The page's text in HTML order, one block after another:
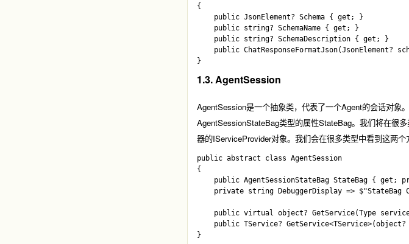
{
    public JsonElement? Schema { get; }
    public string? SchemaName { get; }
    public string? SchemaDescription { get; }
public ChatResponseFormatJson(JsonElement?
1.3. AgentSession
AgentSession是一个抽象类，代表了一个Agent的会话对象
AgentSessionStateBag类型的属性StateBag。我们将在很
器的IServiceProvider对象。我们会在很多类型中看到这两个
public abstract class AgentSession
{
public AgentSessionStateBag StateBag { get;
private string DebuggerDisplay => $"StateBag
public virtual object? GetService(Type
public TService? GetService<TService>(object?